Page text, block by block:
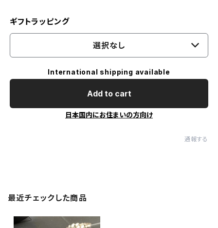
ギフトラッピング
選択なし
International shipping available
Add to cart
日本国内にお住まいの方向け
通報する
最近チェックした商品